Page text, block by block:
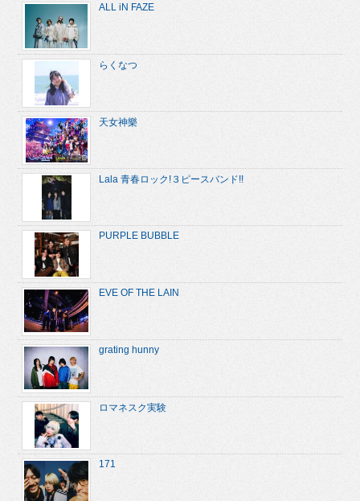
ALL iN FAZE
らくなつ
天女神樂
Lala 青春ロック!３ピースバンド!!
PURPLE BUBBLE
EVE OF THE LAIN
grating hunny
ロマネスク実験
171